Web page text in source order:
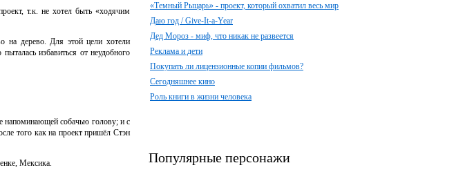
т.к. не хотел быть «ходячим
на дерево. Для этой цели хотели
избавиться от неудобного
напоминающей собачью голову; и с
того как на проект пришёл Стэн
Мексика.
«Темный Рыцарь» - проект, который охватил весь мир
Даю год / Give-It-a-Year
Дед Мороз - миф, что никак не развеется
Реклама и дети
Покупать ли лицензионные копии фильмов?
Сегодняшнее кино
Роль книги в жизни человека
Популярные персонажи